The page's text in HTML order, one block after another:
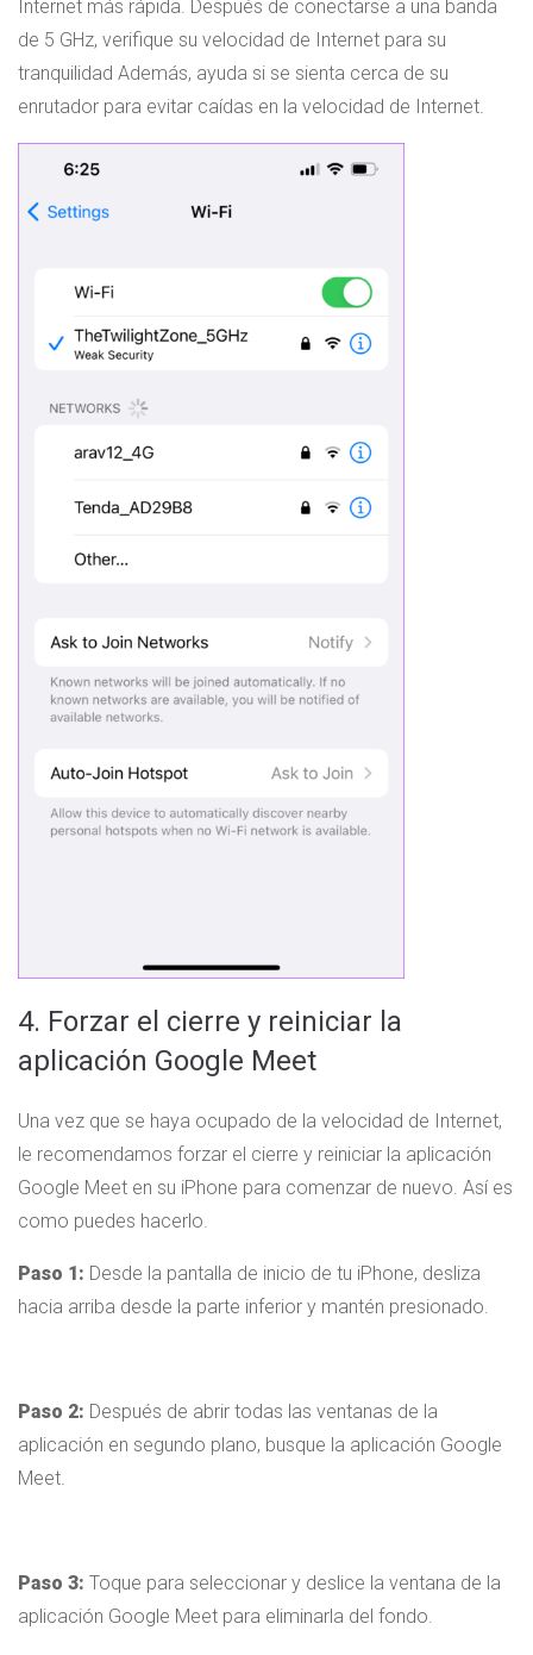
Internet más rápida. Después de conectarse a una banda
de 5 GHz, verifique su velocidad de Internet para su
tranquilidad Además, ayuda si se sienta cerca de su
enrutador para evitar caídas en la velocidad de Internet.
4. Forzar el cierre y reiniciar la
aplicación Google Meet
Una vez que se haya ocupado de la velocidad de Internet,
le recomendamos forzar el cierre y reiniciar la aplicación
Google Meet en su iPhone para comenzar de nuevo. Así es
como puedes hacerlo.
Paso 1: Desde la pantalla de inicio de tu iPhone, desliza
hacia arriba desde la parte inferior y mantén presionado.
Paso 2: Después de abrir todas las ventanas de la
aplicación en segundo plano, busque la aplicación Google
Meet.
Paso 3: Toque para seleccionar y deslice la ventana de la
aplicación Google Meet para eliminarla del fondo.